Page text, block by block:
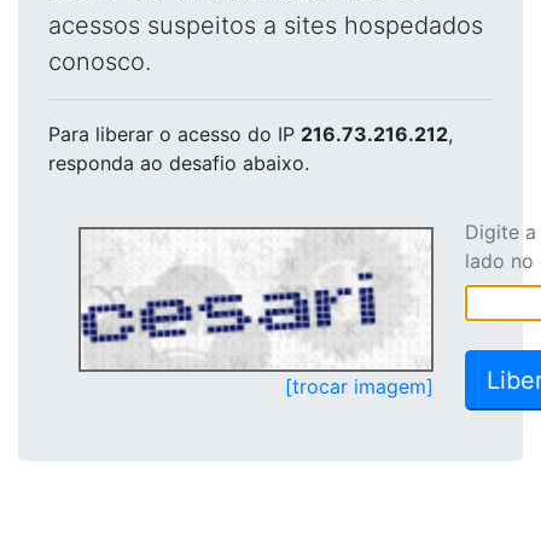
acessos suspeitos a sites hospedados
conosco.
Para liberar o acesso do IP 216.73.216.212,
responda ao desafio abaixo.
[trocar imagem]
Digite
lado no